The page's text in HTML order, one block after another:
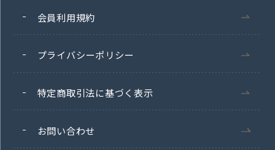
会員利用規約
プライバシーポリシー
特定商取引法に基づく表示
お問い合わせ